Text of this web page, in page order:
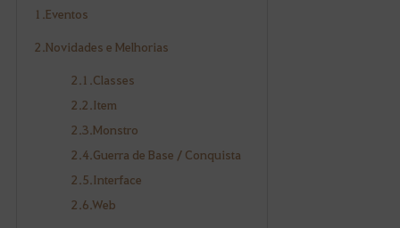
1.Eventos
2.Novidades e Melhorias
2.1.Classes
2.2.Item
2.3.Monstro
2.4.Guerra de Base / Conquista
2.5.Interface
2.6.Web